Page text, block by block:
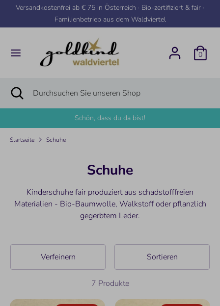
Direkt
Inhalt
Versandkostenfrei ab € 75 in Österreich · Bio-zertifiziert & fair ·
Familienbetrieb aus dem Waldviertel
0
Durchsuchen
unseren
Suchen Durchsuchen
unseren
Suche
schließen
Schön, dass du da bist!
Startseite Schuhe
Schuhe
Kinderschuhe fair produziert aus schadstofffreien
Materialien - Bio-Baumwolle, Walkstoff oder pflanzlich
gegerbtem Leder.
Verfeinern Sortieren
7 Produkte